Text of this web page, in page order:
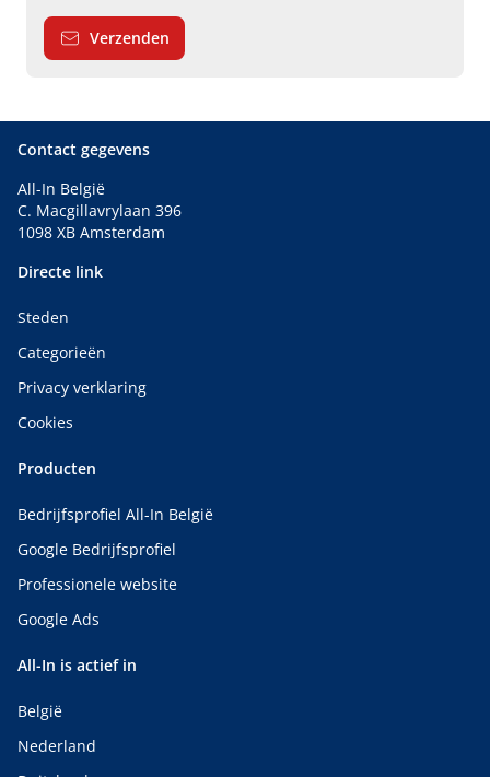
Verzenden
Contact gegevens
All-In België
C. Macgillavrylaan 396
1098 XB Amsterdam
Directe link
Steden
Categorieën
Privacy verklaring
Cookies
Producten
Bedrijfsprofiel All-In België
Google Bedrijfsprofiel
Professionele website
Google Ads
All-In is actief in
België
Nederland